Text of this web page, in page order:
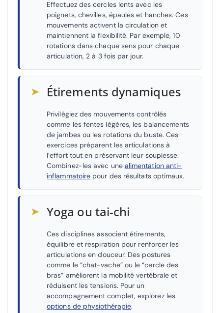
Effectuez des cercles lents avec les
poignets, chevilles, épaules et hanches. Ces
mouvements activent la circulation et
maintiennent la flexibilité. Par exemple, 10
rotations dans chaque sens pour chaque
articulation, 2 à 3 fois par jour.
➤ Étirements dynamiques
Privilégiez des mouvements contrôlés
comme les fentes légères, les balancements
de jambes ou les rotations du buste. Ces
exercices préparent les articulations à
l’effort tout en préservant leur souplesse.
Combinez-les avec une alimentation anti-
inflammatoire pour des résultats optimaux.
➤ Yoga ou tai-chi
Ces disciplines associent étirements,
équilibre et respiration pour renforcer les
articulations en douceur. Des postures
comme le “chat-vache” ou le “cercle des
bras” améliorent la mobilité vertébrale et
réduisent les tensions. Pour un
accompagnement complet, explorez les
options de physiothérapie.